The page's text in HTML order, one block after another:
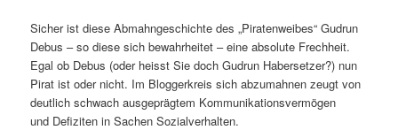
Sicher ist diese Abmahngeschichte des „Piratenweibes“ Gudrun
Debus – so diese sich bewahrheitet – eine absolute Frechheit.
Egal ob Debus (oder heisst Sie doch Gudrun Habersetzer?) nun
Pirat ist oder nicht. Im Bloggerkreis sich abzumahnen zeugt von
deutlich schwach ausgeprägtem Kommunikationsvermögen
und Defiziten in Sachen Sozialverhalten.